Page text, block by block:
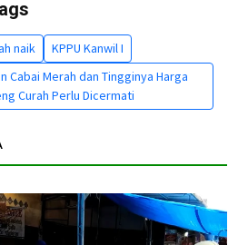
naik
KPPU Kanwil I
Cabai Merah dan Tingginya Harga
Curah Perlu Dicermati